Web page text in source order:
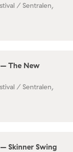
/ Sentralen,
– The New
/ Sentralen,
Skinner Swing